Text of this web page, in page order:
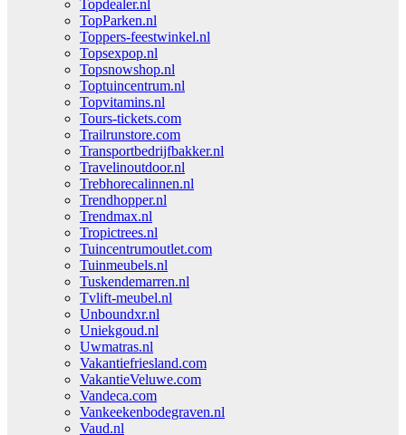
Topdealer.nl
TopParken.nl
Toppers-feestwinkel.nl
Topsexpop.nl
Topsnowshop.nl
Toptuincentrum.nl
Topvitamins.nl
Tours-tickets.com
Trailrunstore.com
Transportbedrijfbakker.nl
Travelinoutdoor.nl
Trebhorecalinnen.nl
Trendhopper.nl
Trendmax.nl
Tropictrees.nl
Tuincentrumoutlet.com
Tuinmeubels.nl
Tuskendemarren.nl
Tvlift-meubel.nl
Unboundxr.nl
Uniekgoud.nl
Uwmatras.nl
Vakantiefriesland.com
VakantieVeluwe.com
Vandeca.com
Vankeekenbodegraven.nl
Vaud.nl